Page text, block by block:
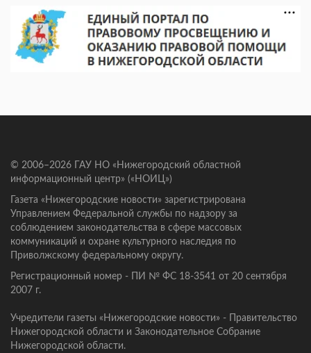
© 2006–2026 ГАУ НО «Нижегородский областной
информационный центр» («НОИЦ»)
Газета «Нижегородские новости» зарегистрирована
Управлением Федеральной службы по надзору за
соблюдением законодательства в сфере массовых
коммуникаций и охране культурного наследия по
Приволжскому федеральному округу.
Регистрационный номер - ПИ № ФС 18-3541 от 20 сентября
2007 г.
Учредители газеты «Нижегородские новости» - Правительство
Нижегородской области и Законодательное Собрание
Нижегородской области.